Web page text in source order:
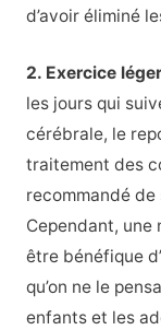
d’avoir éliminé
2. Exercice léger
les jours qui
cérébrale, le
traitement des
recommandé
Cependant, une
être bénéfique
qu’on ne le
enfants et les